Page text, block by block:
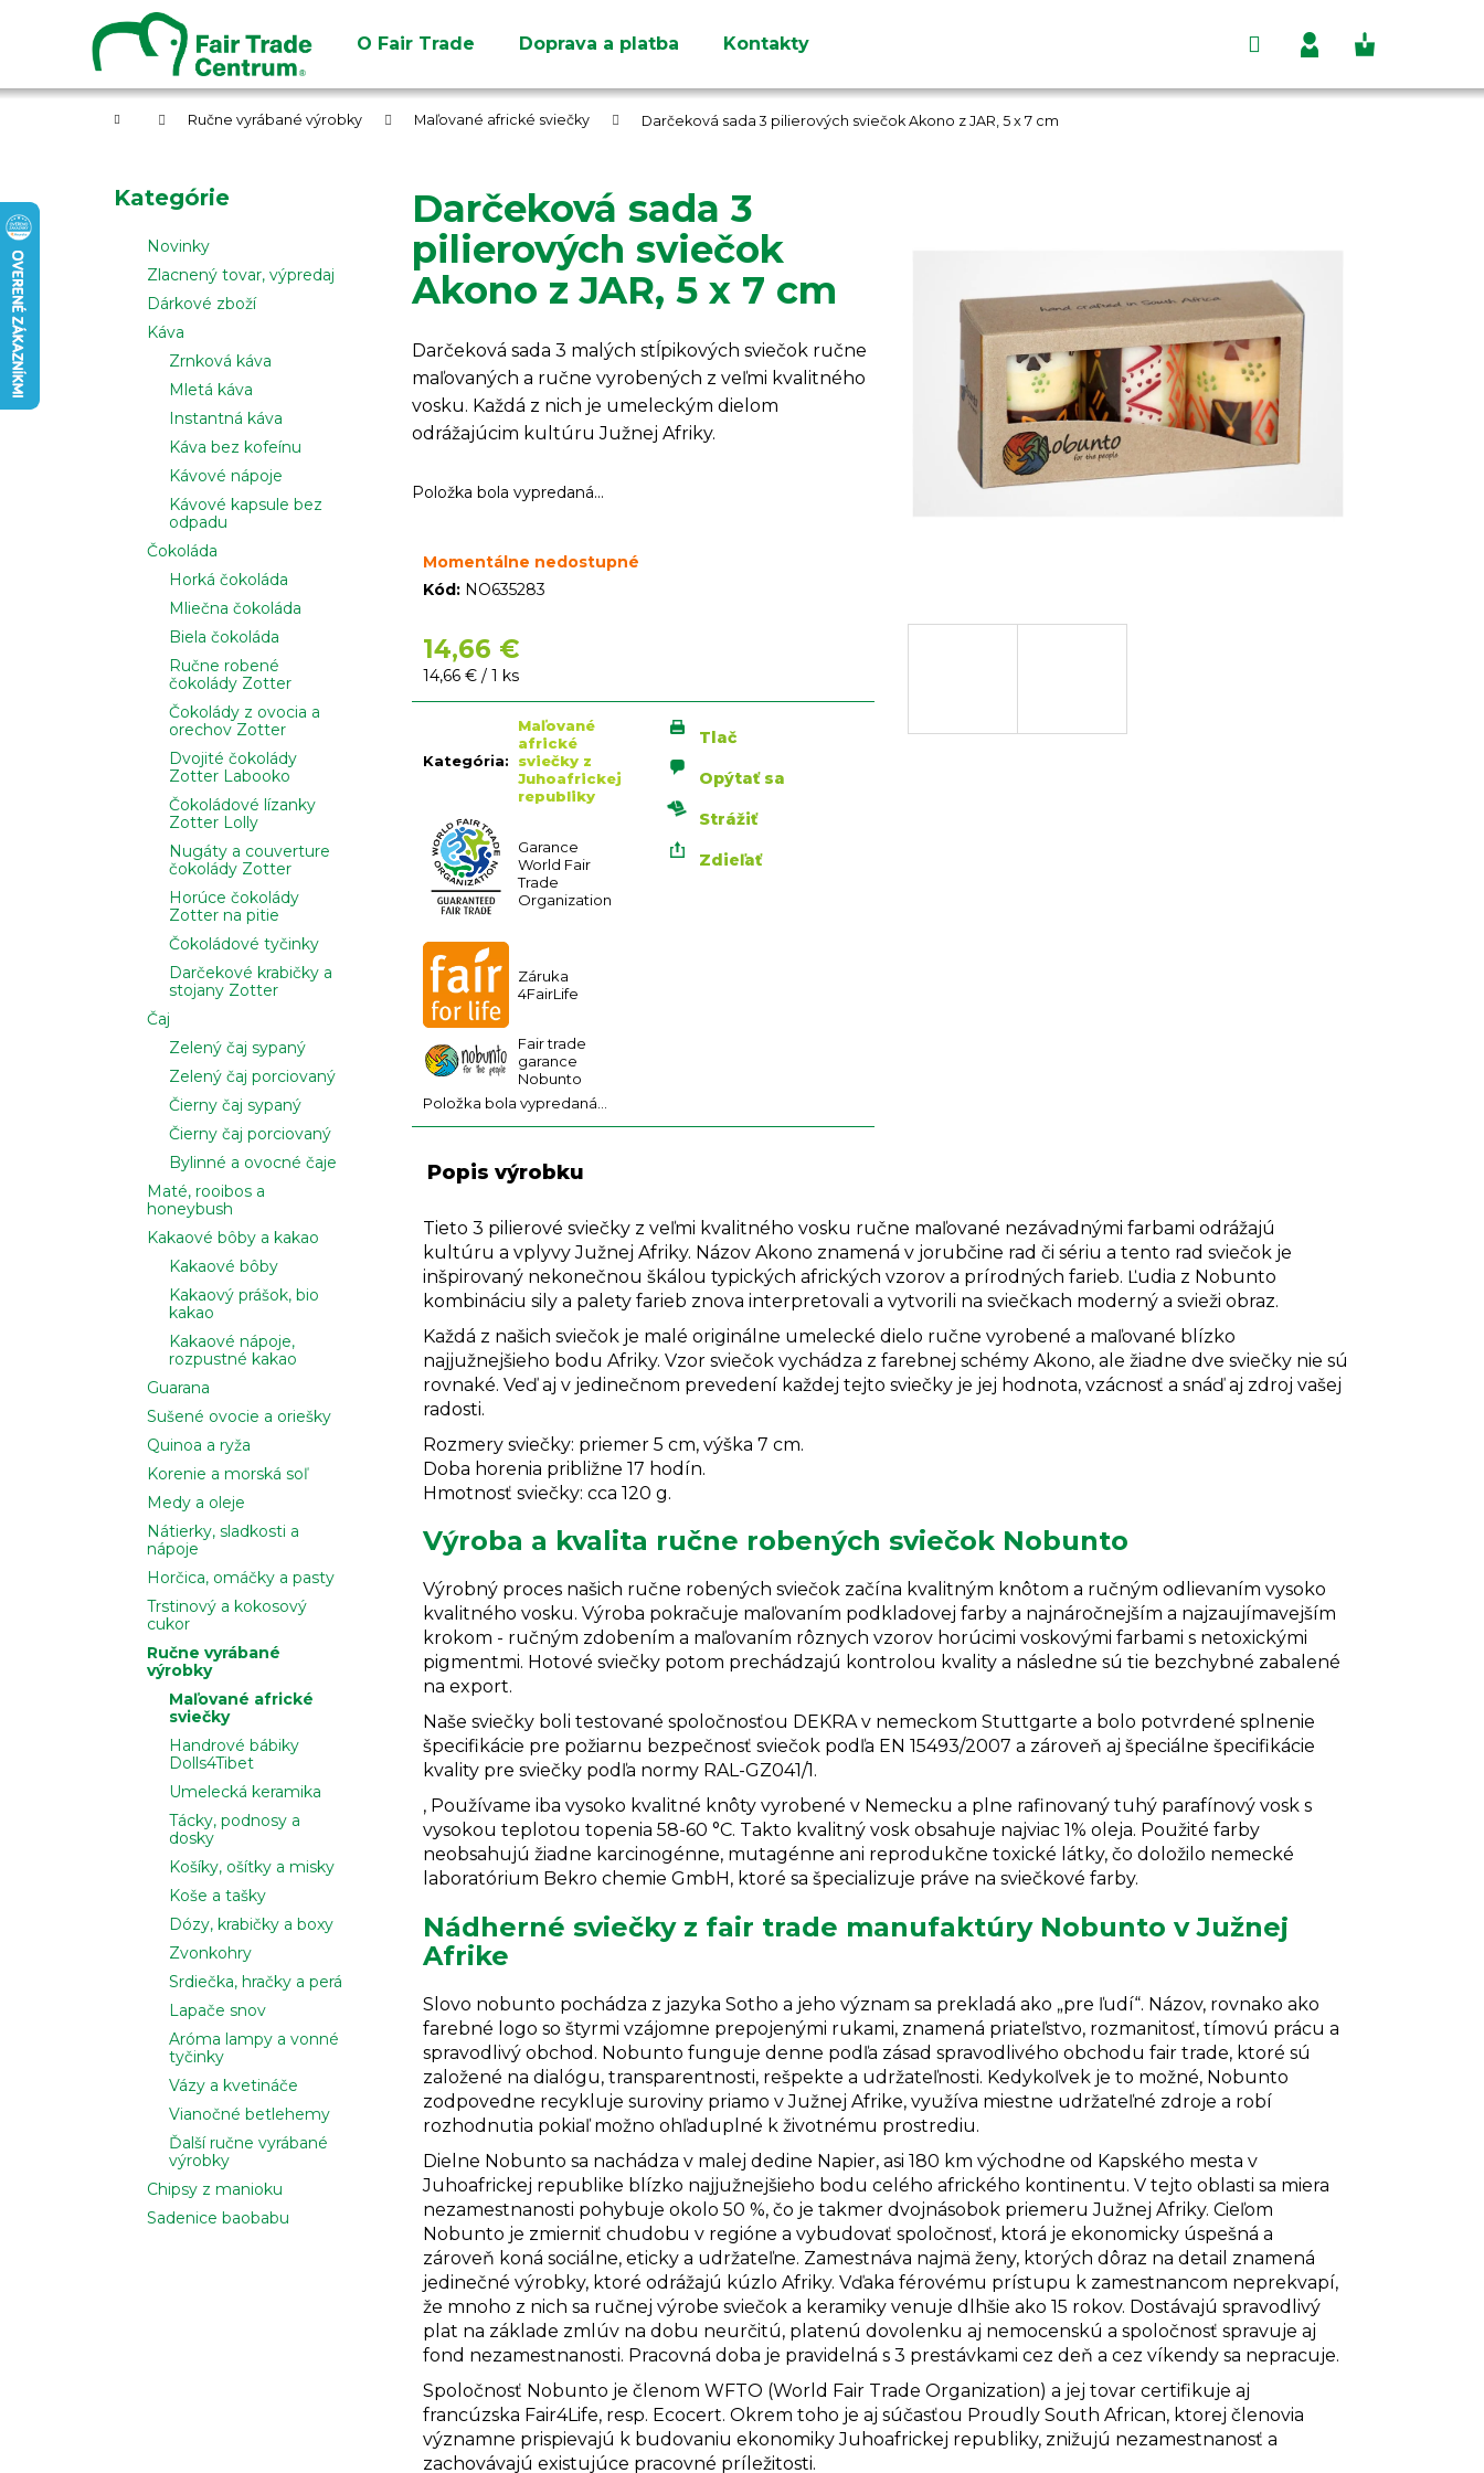
O Fair Trade Doprava a platba Kontakty
Hľadať
Prihlásenie
Nákupný
Domov Ručne vyrábané výrobky Maľované africké sviečky Darčeková sada 3 pilierových sviečok Akono z JAR, 5 x 7 cm
Preskočiť
kategórie
Kategórie
Novinky
Zlacnený tovar, výpredaj
Dárkové zboží
Káva
Zrnková káva
Mletá káva
Instantná káva
Káva bez kofeínu
Kávové nápoje
Kávové kapsule bez
odpadu
Čokoláda
Horká čokoláda
Mliečna čokoláda
Biela čokoláda
Ručne robené
čokolády Zotter
Čokolády z ovocia a
orechov Zotter
Dvojité čokolády
Zotter Labooko
Čokoládové lízanky
Zotter Lolly
Nugáty a couverture
čokolády Zotter
Horúce čokolády
Zotter na pitie
Čokoládové tyčinky
Darčekové krabičky a
stojany Zotter
Čaj
Zelený čaj sypaný
Zelený čaj porciovaný
Čierny čaj sypaný
Čierny čaj porciovaný
Bylinné a ovocné čaje
Maté, rooibos a
honeybush
Kakaové bôby a kakao
Kakaové bôby
Kakaový prášok, bio
kakao
Kakaové nápoje,
rozpustné kakao
Guarana
Sušené ovocie a oriešky
Quinoa a ryža
Korenie a morská soľ
Medy a oleje
Nátierky, sladkosti a
nápoje
Horčica, omáčky a pasty
Trstinový a kokosový
cukor
Ručne vyrábané
výrobky
Maľované africké
sviečky
Handrové bábiky
Dolls4Tibet
Umelecká keramika
Tácky, podnosy a
dosky
Košíky, ošítky a misky
Koše a tašky
Dózy, krabičky a boxy
Zvonkohry
Srdiečka, hračky a perá
Lapače snov
Aróma lampy a vonné
tyčinky
Vázy a kvetináče
Vianočné betlehemy
Ďalší ručne vyrábané
výrobky
Chipsy z manioku
Sadenice baobabu
Darčeková sada 3
pilierových sviečok
Akono z JAR, 5 x 7 cm
Darčeková sada 3 malých stĺpikových sviečok ručne
maľovaných a ručne vyrobených z veľmi kvalitného
vosku. Každá z nich je umeleckým dielom
odrážajúcim kultúru Južnej Afriky.
Položka bola vypredaná…
Momentálne nedostupné
Kód: NO635283
14,66 €
Jednotková
cena:
14,66 € / 1 ks
Kategória:
Maľované
africké
sviečky z
Juhoafrickej
republiky
Garance
World Fair
Trade
Organization
Záruka
4FairLife
Fair trade
garance
Nobunto
Položka bola vypredaná…
Tlač
Opýtať sa
Strážiť
Zdieľať
Popis výrobku
Tieto 3 pilierové sviečky z veľmi kvalitného vosku ručne maľované nezávadnými farbami odrážajú
kultúru a vplyvy Južnej Afriky. Názov Akono znamená v jorubčine rad či sériu a tento rad sviečok je
inšpirovaný nekonečnou škálou typických afrických vzorov a prírodných farieb. Ľudia z Nobunto
kombináciu sily a palety farieb znova interpretovali a vytvorili na sviečkach moderný a svieži obraz.
Každá z našich sviečok je malé originálne umelecké dielo ručne vyrobené a maľované blízko
najjužnejšieho bodu Afriky. Vzor sviečok vychádza z farebnej schémy Akono, ale žiadne dve sviečky nie sú
rovnaké. Veď aj v jedinečnom prevedení každej tejto sviečky je jej hodnota, vzácnosť a snáď aj zdroj vašej
radosti.
Rozmery sviečky: priemer 5 cm, výška 7 cm.
Doba horenia približne 17 hodín.
Hmotnosť sviečky: cca 120 g.
Výroba a kvalita ručne robených sviečok Nobunto
Výrobný proces našich ručne robených sviečok začína kvalitným knôtom a ručným odlievaním vysoko
kvalitného vosku. Výroba pokračuje maľovaním podkladovej farby a najnáročnejším a najzaujímavejším
krokom - ručným zdobením a maľovaním rôznych vzorov horúcimi voskovými farbami s netoxickými
pigmentmi. Hotové sviečky potom prechádzajú kontrolou kvality a následne sú tie bezchybné zabalené
na export.
Naše sviečky boli testované spoločnosťou DEKRA v nemeckom Stuttgarte a bolo potvrdené splnenie
špecifikácie pre požiarnu bezpečnosť sviečok podľa EN 15493/2007 a zároveň aj špeciálne špecifikácie
kvality pre sviečky podľa normy RAL-GZ041/1.
‚ Používame iba vysoko kvalitné knôty vyrobené v Nemecku a plne rafinovaný tuhý parafínový vosk s
vysokou teplotou topenia 58-60 °C. Takto kvalitný vosk obsahuje najviac 1% oleja. Použité farby
neobsahujú žiadne karcinogénne, mutagénne ani reprodukčne toxické látky, čo doložilo nemecké
laboratórium Bekro chemie GmbH, ktoré sa špecializuje práve na sviečkové farby.
Nádherné sviečky z fair trade manufaktúry Nobunto v Južnej
Afrike
Slovo nobunto pochádza z jazyka Sotho a jeho význam sa prekladá ako „pre ľudí“. Názov, rovnako ako
farebné logo so štyrmi vzájomne prepojenými rukami, znamená priateľstvo, rozmanitosť, tímovú prácu a
spravodlivý obchod. Nobunto funguje denne podľa zásad spravodlivého obchodu fair trade, ktoré sú
založené na dialógu, transparentnosti, rešpekte a udržateľnosti. Kedykoľvek je to možné, Nobunto
zodpovedne recykluje suroviny priamo v Južnej Afrike, využíva miestne udržateľné zdroje a robí
rozhodnutia pokiaľ možno ohľaduplné k životnému prostrediu.
Dielne Nobunto sa nachádza v malej dedine Napier, asi 180 km východne od Kapského mesta v
Juhoafrickej republike blízko najjužnejšieho bodu celého afrického kontinentu. V tejto oblasti sa miera
nezamestnanosti pohybuje okolo 50 %, čo je takmer dvojnásobok priemeru Južnej Afriky. Cieľom
Nobunto je zmierniť chudobu v regióne a vybudovať spoločnosť, ktorá je ekonomicky úspešná a
zároveň koná sociálne, eticky a udržateľne. Zamestnáva najmä ženy, ktorých dôraz na detail znamená
jedinečné výrobky, ktoré odrážajú kúzlo Afriky. Vďaka férovému prístupu k zamestnancom neprekvapí,
že mnoho z nich sa ručnej výrobe sviečok a keramiky venuje dlhšie ako 15 rokov. Dostávajú spravodlivý
plat na základe zmlúv na dobu neurčitú, platenú dovolenku aj nemocenskú a spoločnosť spravuje aj
fond nezamestnanosti. Pracovná doba je pravidelná s 3 prestávkami cez deň a cez víkendy sa nepracuje.
Spoločnosť Nobunto je členom WFTO (World Fair Trade Organization) a jej tovar certifikuje aj
francúzska Fair4Life, resp. Ecocert. Okrem toho je aj súčasťou Proudly South African, ktorej členovia
významne prispievajú k budovaniu ekonomiky Juhoafrickej republiky, znižujú nezamestnanosť a
zachovávajú existujúce pracovné príležitosti.
í
Späť
do
Späť
do
Čo potrebujete nájsť?
HĽADAŤ
Odporúčame